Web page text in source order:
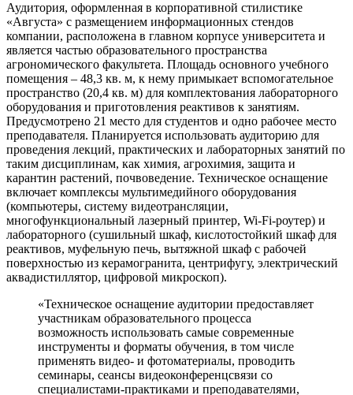
Аудитория, оформленная в корпоративной стилистике
«Августа» с размещением информационных стендов
компании, расположена в главном корпусе университета и
является частью образовательного пространства
агрономического факультета. Площадь основного учебного
помещения – 48,3 кв. м, к нему примыкает вспомогательное
пространство (20,4 кв. м) для комплектования лабораторного
оборудования и приготовления реактивов к занятиям.
Предусмотрено 21 место для студентов и одно рабочее место
преподавателя. Планируется использовать аудиторию для
проведения лекций, практических и лабораторных занятий по
таким дисциплинам, как химия, агрохимия, защита и
карантин растений, почвоведение. Техническое оснащение
включает комплексы мультимедийного оборудования
(компьютеры, систему видеотрансляции,
многофункциональный лазерный принтер, Wi-Fi-роутер) и
лабораторного (сушильный шкаф, кислотостойкий шкаф для
реактивов, муфельную печь, вытяжной шкаф с рабочей
поверхностью из керамогранита, центрифугу, электрический
аквадистиллятор, цифровой микроскоп).
«Техническое оснащение аудитории предоставляет
участникам образовательного процесса
возможность использовать самые современные
инструменты и форматы обучения, в том числе
применять видео- и фотоматериалы, проводить
семинары, сеансы видеоконференцсвязи со
специалистами-практиками и преподавателями,